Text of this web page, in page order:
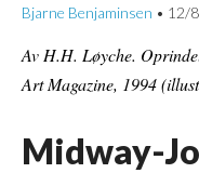
Bjarne Benjaminsen • 12/
Av H.H. Løyche.
Art Magazine, 1994
Midway-